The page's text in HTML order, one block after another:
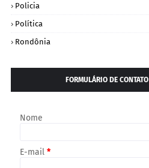
Policia
Política
Rondônia
FORMULÁRIO DE CONTATO
Nome
E-mail *